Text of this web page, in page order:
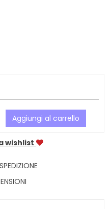
Aggiungi al carrello
wishlist